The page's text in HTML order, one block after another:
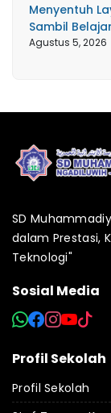
Menyentuh
Sambil
Agustus 5, 2026
SD
dalam Prestasi,
Teknologi"
Sosial Media
Profil Sekolah
Profil Sekolah